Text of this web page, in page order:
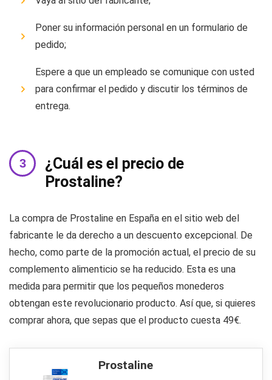
Poner su información personal en un formulario de
pedido;
Espere a que un empleado se comunique con usted
para confirmar el pedido y discutir los términos de
entrega.
¿Cuál es el precio de
Prostaline?
La compra de Prostaline en España en el sitio web del
fabricante le da derecho a un descuento excepcional. De
hecho, como parte de la promoción actual, el precio de su
complemento alimenticio se ha reducido. Esta es una
medida para permitir que los pequeños monederos
obtengan este revolucionario producto. Así que, si quieres
comprar ahora, que sepas que el producto cuesta 49€.
Prostaline